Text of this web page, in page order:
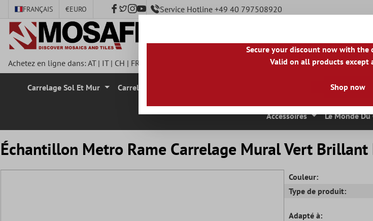
principal
FRANÇAIS €EURO Service Hotline +49 40 797508920
Achetez en ligne dans:AT| IT| CH | FR ES|PL|PT| FI|GR|RO|NO
Carrelage Sol Et Mur Carrelage Mural Carreaux En Pierre
Accessoires Le Monde Du
Échantillon Metro Rame Carrelage Mural Vert Brillant
Couleur:
Type de produit:
Adapté à:
Secure your discount now with the
Valid on all products except
Shop now